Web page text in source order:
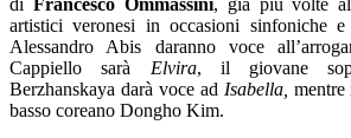
artistici veronesi in occasioni sinfoniche
Alessandro Abis daranno voce
Cappiello sarà Elvira, il giovane
Berzhanskaya darà voce ad Isabella,
basso coreano Dongho Kim.